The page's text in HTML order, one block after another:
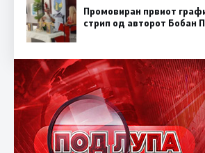
Промовиран првиот
стрип од авторот Бобан